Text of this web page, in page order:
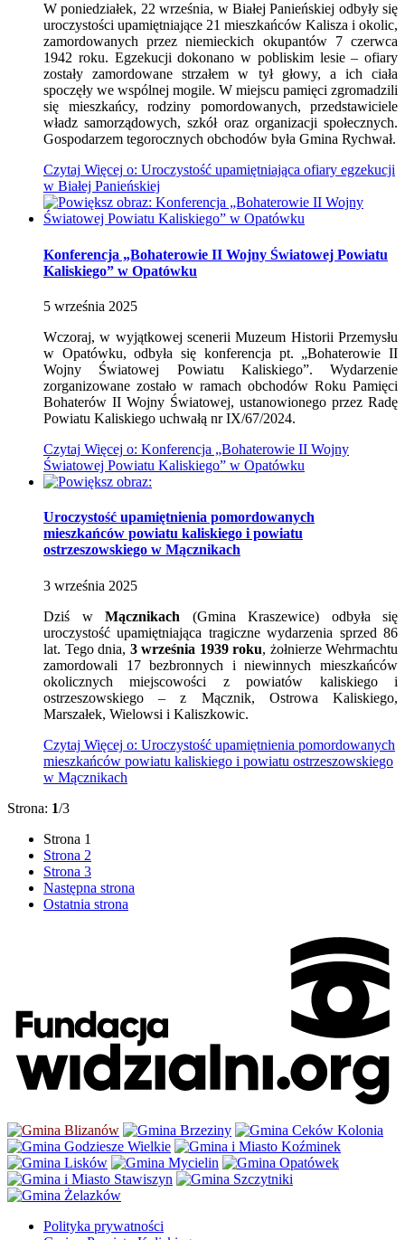
W poniedziałek, 22 września, w Białej Panieńskiej odbyły się
uroczystości upamiętniające 21 mieszkańców Kalisza i okolic,
zamordowanych przez niemieckich okupantów 7 czerwca
1942 roku. Egzekucji dokonano w pobliskim lesie – ofiary
zostały zamordowane strzałem w tył głowy, a ich ciała
spoczęły we wspólnej mogile. W miejscu pamięci zgromadzili
się mieszkańcy, rodziny pomordowanych, przedstawiciele
władz samorządowych, szkół oraz organizacji społecznych.
Gospodarzem tegorocznych obchodów była Gmina Rychwał.
Czytaj Więcej o: Uroczystość upamiętniająca ofiary egzekucji
w Białej Panieńskiej
Konferencja „Bohaterowie II Wojny Światowej Powiatu
Kaliskiego” w Opatówku
5 września 2025
Wczoraj, w wyjątkowej scenerii Muzeum Historii Przemysłu
w Opatówku, odbyła się konferencja pt. „Bohaterowie II
Wojny Światowej Powiatu Kaliskiego”. Wydarzenie
zorganizowane zostało w ramach obchodów Roku Pamięci
Bohaterów II Wojny Światowej, ustanowionego przez Radę
Powiatu Kaliskiego uchwałą nr IX/67/2024.
Czytaj Więcej o: Konferencja „Bohaterowie II Wojny
Światowej Powiatu Kaliskiego” w Opatówku
Uroczystość upamiętnienia pomordowanych
mieszkańców powiatu kaliskiego i powiatu
ostrzeszowskiego w Mącznikach
3 września 2025
Dziś w Mącznikach (Gmina Kraszewice) odbyła się
uroczystość upamiętniająca tragiczne wydarzenia sprzed 86
lat. Tego dnia, 3 września 1939 roku, żołnierze Wehrmachtu
zamordowali 17 bezbronnych i niewinnych mieszkańców
okolicznych miejscowości z powiatów kaliskiego i
ostrzeszowskiego – z Mącznik, Ostrowa Kaliskiego,
Marszałek, Wielowsi i Kaliszkowic.
Czytaj Więcej o: Uroczystość upamiętnienia pomordowanych
mieszkańców powiatu kaliskiego i powiatu ostrzeszowskiego
w Mącznikach
Strona: 1/3
Strona 1
Strona 2
Strona 3
Następna strona
Ostatnia strona
Polityka prywatności